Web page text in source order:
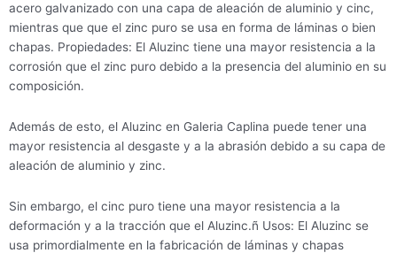
acero galvanizado con una capa de aleación de aluminio y cinc,
mientras que que el zinc puro se usa en forma de láminas o bien
chapas. Propiedades: El Aluzinc tiene una mayor resistencia a la
corrosión que el zinc puro debido a la presencia del aluminio en su
composición.
Además de esto, el Aluzinc en Galeria Caplina puede tener una
mayor resistencia al desgaste y a la abrasión debido a su capa de
aleación de aluminio y zinc.
Sin embargo, el cinc puro tiene una mayor resistencia a la
deformación y a la tracción que el Aluzinc.ñ Usos: El Aluzinc se
usa primordialmente en la fabricación de láminas y chapas